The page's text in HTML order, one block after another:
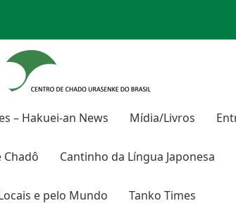
– Hakuei-an News Mídia/Livros
Chadô Cantinho da Língua Japonesa
e pelo Mundo Tanko Times